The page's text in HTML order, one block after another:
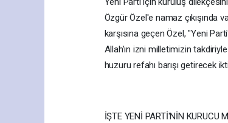
Özgür Özel'e namaz çıkışında
karşısına geçen Özel, "Yeni
Allah'ın izni milletimizin
huzuru refahı barışı getirecek
İŞTE YENİ PARTİ'NİN KURUCU